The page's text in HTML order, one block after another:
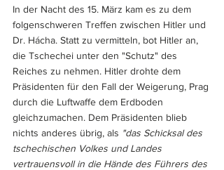
In der Nacht des 15. März kam es zu dem
folgenschweren Treffen zwischen Hitler und
Dr. Hácha. Statt zu vermitteln, bot Hitler an,
die Tschechei unter den "Schutz" des
Reiches zu nehmen. Hitler drohte dem
Präsidenten für den Fall der Weigerung, Prag
durch die Luftwaffe dem Erdboden
gleichzumachen. Dem Präsidenten blieb
nichts anderes übrig, als "das Schicksal des
tschechischen Volkes und Landes
vertrauensvoll in die Hände des Führers des